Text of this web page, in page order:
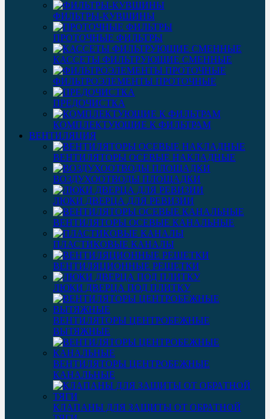
ФИЛЬТРЫ-КУВШИНЫ
ПРОТОЧНЫЕ ФИЛЬТРЫ
КАССЕТЫ ФИЛЬТРУЮЩИЕ СМЕННЫЕ
ФИЛЬТРОЭЛЕМЕНТЫ ПРОТОЧНЫЕ
ПРЕДОЧИСТКА
КОМПЛЕКТУЮЩИЕ К ФИЛЬТРАМ
ВЕНТИЛЯЦИЯ
ВЕНТИЛЯТОРЫ ОСЕВЫЕ НАКЛАДНЫЕ
ВОЗДУХООТВОДЫ ПЛОЩАДКИ
ЛЮКИ ДВЕРЦА ДЛЯ РЕВИЗИИ
ВЕНТИЛЯТОРЫ ОСЕВЫЕ КАНАЛЬНЫЕ
ПЛАСТИКОВЫЕ КАНАЛЫ
ВЕНТИЛЯЦИОННЫЕ РЕШЕТКИ
ЛЮКИ ДВЕРЦА ПОД ПЛИТКУ
ВЕНТИЛЯТОРЫ ЦЕНТРОБЕЖНЫЕ
ВЫТЯЖНЫЕ
ВЕНТИЛЯТОРЫ ЦЕНТРОБЕЖНЫЕ
КАНАЛЬНЫЕ
КЛАПАНЫ ДЛЯ ЗАЩИТЫ ОТ ОБРАТНОЙ